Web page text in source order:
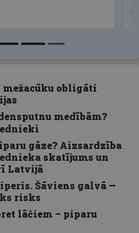
obligāti
medībām?
gāze? Aizsardzība
skatījums un
Latvijā
Šāviens galvā —
risks
lāčiem – piparu